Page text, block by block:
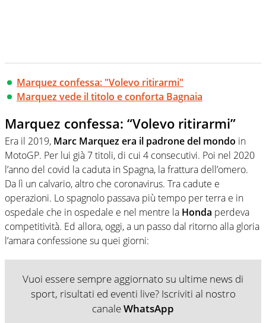
Marquez confessa: "Volevo ritirarmi"
Marquez vede il titolo e conforta Bagnaia
Marquez confessa: “Volevo ritirarmi”
Era il 2019, Marc Marquez era il padrone del mondo in
MotoGP. Per lui già 7 titoli, di cui 4 consecutivi. Poi nel 2020
l’anno del covid la caduta in Spagna, la frattura dell’omero.
Da lì un calvario, altro che coronavirus. Tra cadute e
operazioni. Lo spagnolo passava più tempo per terra e in
ospedale che in ospedale e nel mentre la Honda perdeva
competitività. Ed allora, oggi, a un passo dal ritorno alla gloria
l’amara confessione su quei giorni:
Vuoi essere sempre aggiornato su ultime news di
sport, risultati ed eventi live? Iscriviti al nostro
canaleWhatsApp